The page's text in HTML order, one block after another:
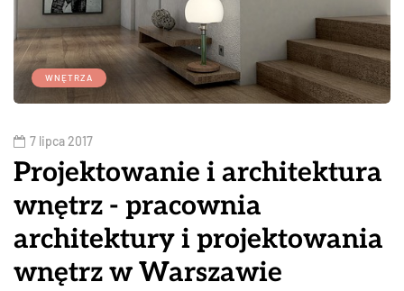
WNĘTRZA
7 lipca 2017
Projektowanie i architektura
wnętrz - pracownia
architektury i projektowania
wnętrz w Warszawie